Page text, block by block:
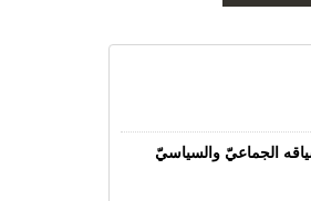
الجماعيّ والسياسيّ